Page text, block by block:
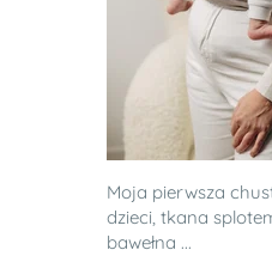
Moja pierwsza
dzieci, tkana
bawełna ...